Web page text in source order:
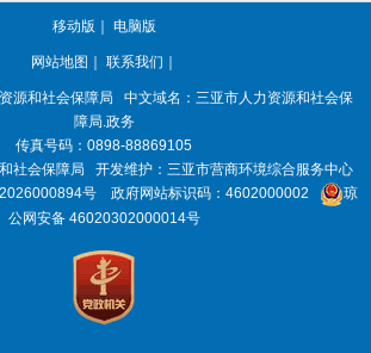
移动版 电脑版
网站地图 联系我们
源和社会保障局
中文域名：三亚市人力资源和社会保
障局.政务
传真号码：0898-88869105
社会保障局
开发维护：三亚市营商环境综合服务中心
号 政府网站标识码： 4602000002
琼
公网安备 46020302000014号